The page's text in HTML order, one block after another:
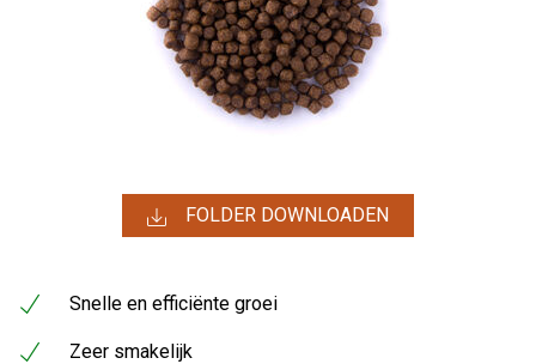
FOLDER DOWNLOADEN
Snelle en efficiënte groei
Zeer smakelijk